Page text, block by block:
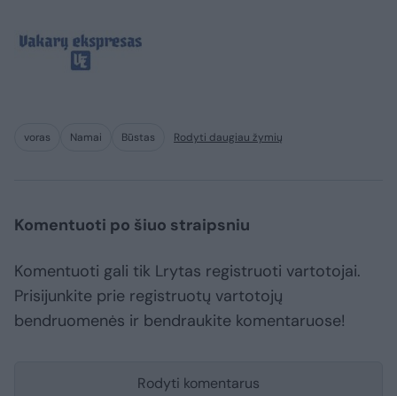
voras Namai Būstas Rodyti daugiau žymių
Komentuoti po šiuo straipsniu
Komentuoti gali tik Lrytas registruoti vartotojai.
Prisijunkite prie registruotų vartotojų
bendruomenės ir bendraukite komentaruose!
Rodyti komentarus